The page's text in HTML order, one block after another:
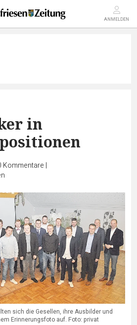
ANMELDEN
in
Kommentare |
sich die Gesellen, ihre Ausbilder und
Erinnerungsfoto auf. Foto: privat